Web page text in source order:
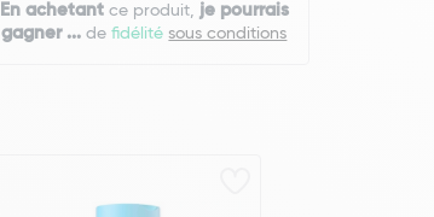
En achetantce produit, je pourrais
gagner ... defidélitésous conditions